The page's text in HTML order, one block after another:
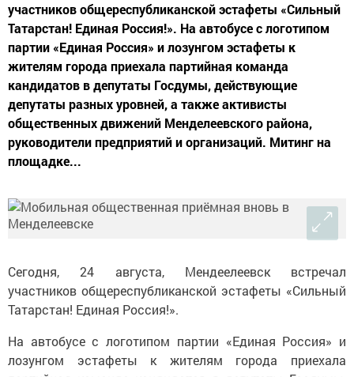
участников общереспубликанской эстафеты «Сильный
Татарстан! Единая Россия!». На автобусе с логотипом
партии «Единая Россия» и лозунгом эстафеты к
жителям города приехала партийная команда
кандидатов в депутаты Госдумы, действующие
депутаты разных уровней, а также активисты
общественных движений Менделеевского района,
руководители предприятий и организаций. Митинг на
площадке...
Сегодня, 24 августа, Мендеелеевск встречал
участников общереспубликанской эстафеты «Сильный
Татарстан! Единая Россия!».
На автобусе с логотипом партии «Единая Россия» и
лозунгом эстафеты к жителям города приехала